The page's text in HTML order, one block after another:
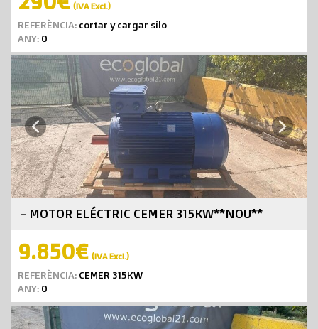
(IVA Excl.)
REFERÈNCIA: cortar y cargar silo
ANY: 0
Previous Next
- MOTOR ELÉCTRIC CEMER 315KW**NOU**
9.850€ (IVA Excl.)
REFERÈNCIA: CEMER 315KW
ANY: 0